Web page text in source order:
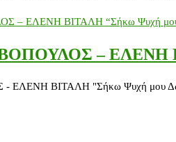
– ΕΛΕΝΗ
ΒΙΤΑΛΗ "Σήκω Ψυχή μου Δώσε